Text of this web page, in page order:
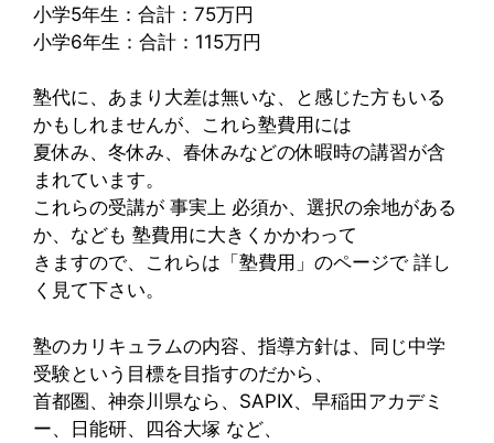
小学5年生：合計：75万円
小学6年生：合計：115万円
塾代に、あまり大差は無いな、と感じた方もいる
かもしれませんが、これら塾費用には
夏休み、冬休み、春休みなどの休暇時の講習が含
まれています。
これらの受講が 事実上 必須か、選択の余地がある
か、なども 塾費用に大きくかかわって
きますので、これらは「塾費用」のページで 詳し
く見て下さい。
塾のカリキュラムの内容、指導方針は、同じ中学
受験という目標を目指すのだから、
首都圏、神奈川県なら、SAPIX、早稲田アカデミ
ー、日能研、四谷大塚 など、